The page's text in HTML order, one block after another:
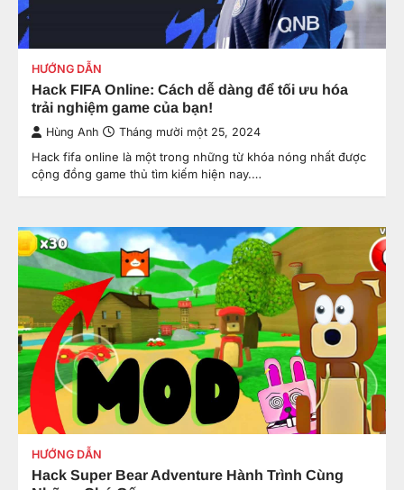
HƯỚNG DẪN
Hack FIFA Online: Cách dễ dàng để tối ưu hóa
trải nghiệm game của bạn!
Hùng Anh Tháng mười một 25, 2024
Hack fifa online là một trong những từ khóa nóng nhất được
cộng đồng game thủ tìm kiếm hiện nay.…
HƯỚNG DẪN
Hack Super Bear Adventure Hành Trình Cùng